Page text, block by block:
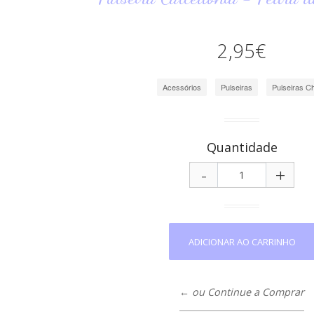
2,95€
Acessórios Pulseiras Pulseiras
Quantidade
+
-
← ou Continue a Comprar